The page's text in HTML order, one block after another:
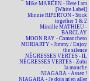
Mike MAREEN - Here I am
[White Label]
Minnie RIPERTON - Stick
together 1 & 2
Mireille MATHIEU -
BARCLAY
MOON RAY - Comanchero
MORIARTY - Jimmy / Enjoy
the silence
NÉGRESSES VERTES - IL
NÉGRESSES VERTES - Zobi
la mouche
NIAGARA - Assez !
NIAGARA - Je dois m'en aller